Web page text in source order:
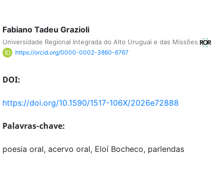
Fabiano Tadeu Grazioli
Universidade Regional Integrada do Alto Uruguai e das Missões
https://orcid.org/0000-0002-3860-6767
DOI:
https://doi.org/10.1590/1517-106X/2026e72888
Palavras-chave:
poesia oral, acervo oral, Eloí Bocheco, parlendas